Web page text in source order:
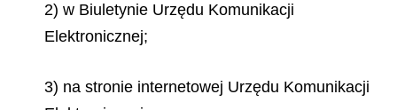
2) w Biuletynie Urzędu Komunikacji
Elektronicznej;
3) na stronie internetowej Urzędu Komunikacji